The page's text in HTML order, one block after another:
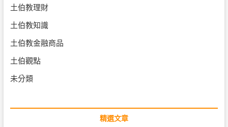
土伯教理財
土伯教知識
土伯教金融商品
土伯觀點
未分類
精選文章